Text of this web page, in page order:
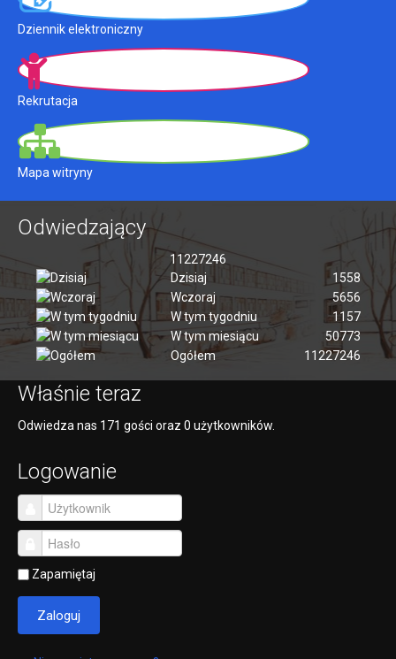
Dziennik elektroniczny
Rekrutacja
Mapa witryny
Odwiedzający
11227246
Dzisiaj
1558
Wczoraj
5656
W tym tygodniu
1157
W tym miesiącu
50773
Ogółem
11227246
Właśnie teraz
Odwiedza nas 171 gości oraz 0 użytkowników.
Logowanie
Zapamiętaj
Zaloguj